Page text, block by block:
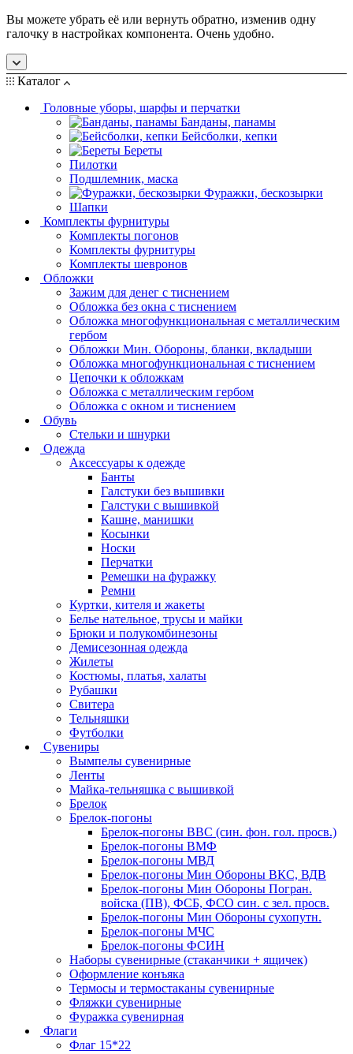
Вы можете убрать её или вернуть обратно, изменив одну
галочку в настройках компонента. Очень удобно.
Каталог
Головные уборы, шарфы и перчатки
Банданы, панамы
Бейсболки, кепки
Береты
Пилотки
Подшлемник, маска
Фуражки, бескозырки
Шапки
Комплекты фурнитуры
Комплекты погонов
Комплекты фурнитуры
Комплекты шевронов
Обложки
Зажим для денег с тиснением
Обложка без окна с тиснением
Обложка многофункциональная с металлическим
гербом
Обложки Мин. Обороны, бланки, вкладыши
Обложка многофункциональная с тиснением
Цепочки к обложкам
Обложка с металлическим гербом
Обложка с окном и тиснением
Обувь
Стельки и шнурки
Одежда
Аксессуары к одежде
Банты
Галстуки без вышивки
Галстуки с вышивкой
Кашне, манишки
Косынки
Носки
Перчатки
Ремешки на фуражку
Ремни
Куртки, кителя и жакеты
Белье нательное, трусы и майки
Брюки и полукомбинезоны
Демисезонная одежда
Жилеты
Костюмы, платья, халаты
Рубашки
Свитера
Тельняшки
Футболки
Сувениры
Вымпелы сувенирные
Ленты
Майка-тельняшка с вышивкой
Брелок
Брелок-погоны
Брелок-погоны ВВС (син. фон. гол. просв.)
Брелок-погоны ВМФ
Брелок-погоны МВД
Брелок-погоны Мин Обороны ВКС, ВДВ
Брелок-погоны Мин Обороны Погран.
войска (ПВ), ФСБ, ФСО син. с зел. просв.
Брелок-погоны Мин Обороны сухопутн.
Брелок-погоны МЧС
Брелок-погоны ФСИН
Наборы сувенирные (стаканчики + ящичек)
Оформление конъяка
Термосы и термостаканы сувенирные
Фляжки сувенирные
Фуражка сувенирная
Флаги
Флаг 15*22